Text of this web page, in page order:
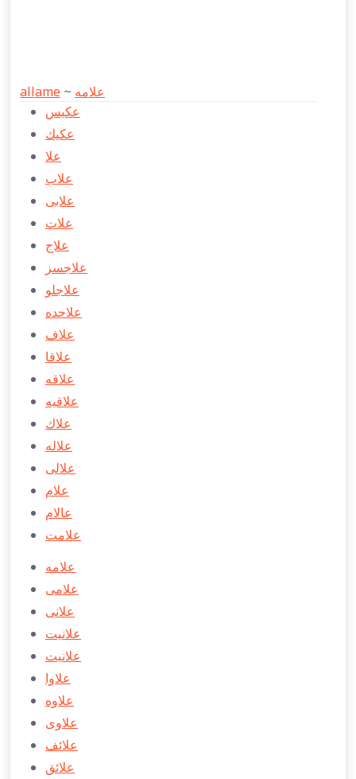
allame ~ علامه
عكیس
عكیك
علا
علاب
علابی
علات
علاج
علاجسز
علاجلو
علاحده
علاف
علاقا
علاقه
علاقيه
علاك
علاله
علالی
علام
عالام
علامت
علامه
علامی
علانی
علانیت
علانيت
علاوا
علاوه
علاوی
علائف
علائق